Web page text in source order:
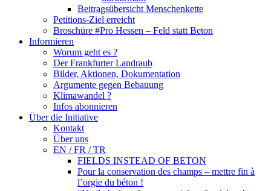
Beitragsübersicht Menschenkette
Petitions-Ziel erreicht
Broschüre #Pro Hessen – Feld statt Beton
Informieren
Worum geht es ?
Der Frankfurter Landraub
Bilder, Aktionen, Dokumentation
Argumente gegen Bebauung
Klimawandel ?
Infos abonnieren
Über die Initiative
Kontakt
Über uns
EN / FR / TR
FIELDS INSTEAD OF BETON
Pour la conservation des champs – mettre fin à
l’orgie du béton !